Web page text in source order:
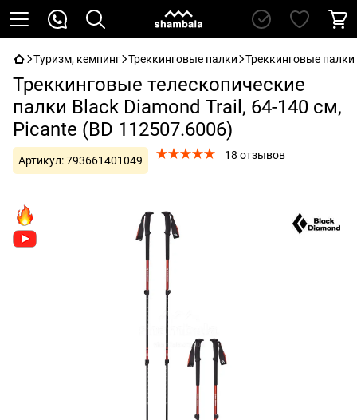
Туризм, кемпинг Треккинговые палки Треккинговые
Треккинговые телескопические
палки Black Diamond Trail, 64-140 см,
Picante (BD 112507.6006)
Артикул:793661401049 18 отзывов